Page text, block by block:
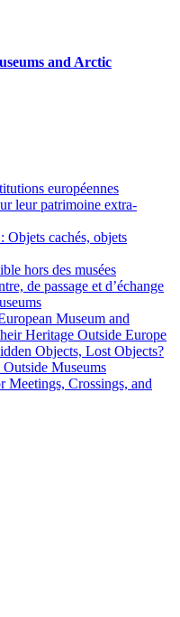
and Arctic
européennes
leur patrimoine extra-
Objets cachés, objets
hors des musées
de passage et d’échange
Museum and
Heritage Outside Europe
Objects, Lost Objects?
Museums
Meetings, Crossings, and